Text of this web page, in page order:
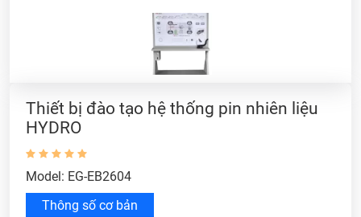
Thiết bị đào tạo hệ thống pin nhiên liệu
HYDRO
Model: EG-EB2604
Thông số cơ bản